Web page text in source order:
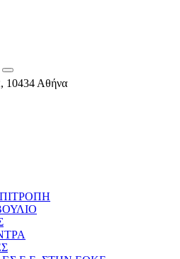
10434 Αθήνα